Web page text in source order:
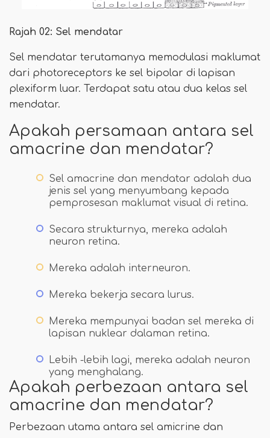
Rajah 02: Sel mendatar
Sel mendatar terutamanya memodulasi maklumat
dari photoreceptors ke sel bipolar di lapisan
plexiform luar. Terdapat satu atau dua kelas sel
mendatar.
Apakah persamaan antara sel
amacrine dan mendatar?
Sel amacrine dan mendatar adalah dua
jenis sel yang menyumbang kepada
pemprosesan maklumat visual di retina.
Secara strukturnya, mereka adalah
neuron retina.
Mereka adalah interneuron.
Mereka bekerja secara lurus.
Mereka mempunyai badan sel mereka di
lapisan nuklear dalaman retina.
Lebih -lebih lagi, mereka adalah neuron
yang menghalang.
Apakah perbezaan antara sel
amacrine dan mendatar?
Perbezaan utama antara sel amicrine dan